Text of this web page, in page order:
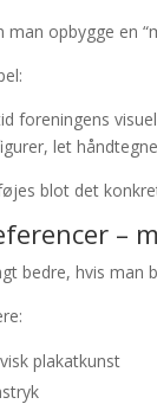
man opbygge en
foreningens
let
blot det
–
bedre, hvis man
plakatkunst